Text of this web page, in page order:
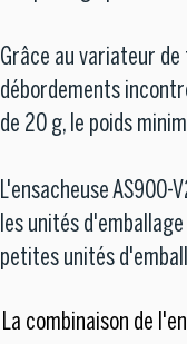
Grâce au variateur
débordements
de 20 g, le poids
L'ensacheuse
les unités
petites unités
La combinaison de